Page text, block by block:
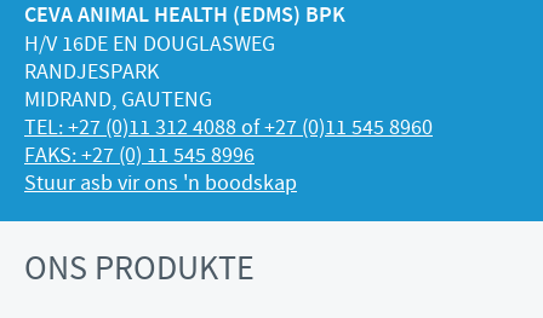
CEVA ANIMAL HEALTH (EDMS) BPK
H/V 16DE EN DOUGLASWEG
RANDJESPARK
MIDRAND, GAUTENG
TEL: +27 (0)11 312 4088 of +27 (0)11 545 8960
FAKS: +27 (0) 11 545 8996
Stuur asb vir ons 'n boodskap
ONS PRODUKTE